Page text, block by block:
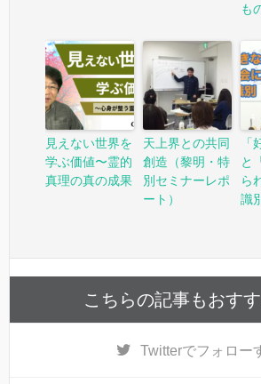
も
見えない世界を
学ぶ価値〜霊的
真理の真の成果
天上界との共同
創造（黎明・特
別セミナーレポ
ート）
「
と
ら
識
こちらの記事もおす
Twitterでフォロー